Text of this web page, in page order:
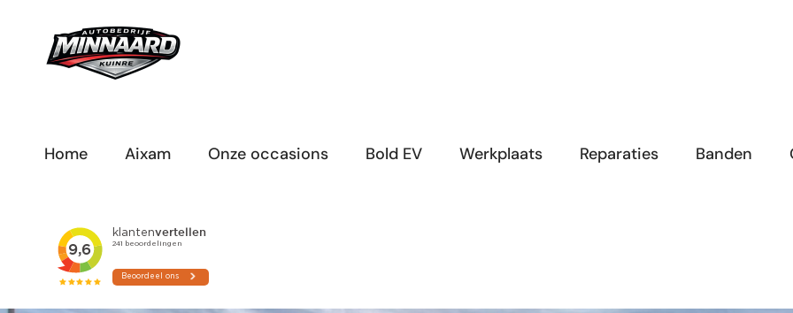
inhoud
Home Aixam Onze occasions Bold EV Werkplaats Reparaties Banden